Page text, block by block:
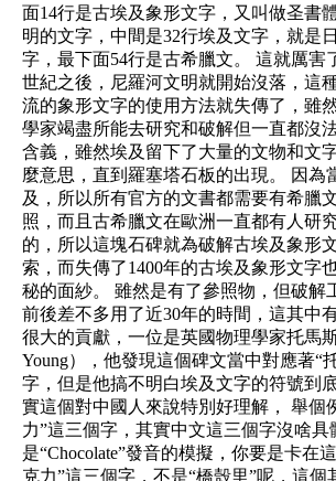
面14行是古埃及象形文字，又叫做圣書
明的文字，中間是32行埃及文字，就是
字，最下面54行是古希臘文。 這就厲害
世紀之後，尼羅河文明就開始沒落，這
流的象形文字的使用方法就失傳了，雖
學家竭盡所能去研究和破解但一直都沒
含義，雖然埃及留下了大量的文物和文
麼意思，直到羅塞塔石板的出現。 因為
及，所以所有官方的文書都需要有希臘
照，而且古希臘文在歐洲一直都有人研
的，所以這塊石碑就為破解古埃及象形
索，而失傳了1400年的古埃及象形文字
秘的面紗。 雖然是有了參照物，但破解
前後差不多用了近30年的時間，這其中
很大的貢獻，一位是英國物理學家托馬斯
Young），他發現這個碑文當中對應著“
字，但是他搞不明白埃及文字的符號到
實這個對中國人來說特別好理解， 舉個
力”這三個字，其實中文這三個字沒啥
是“Chocolate”發音的模擬，你要是卡在
克力”這三個字，不是“橋殼里”呢，這個